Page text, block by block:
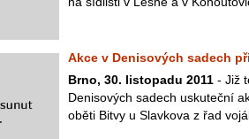
Akce v Denisových sadech
Brno, 30. listopadu 2011 - Již
Denisových sadech uskuteční
oběti Bitvy u Slavkova z řad